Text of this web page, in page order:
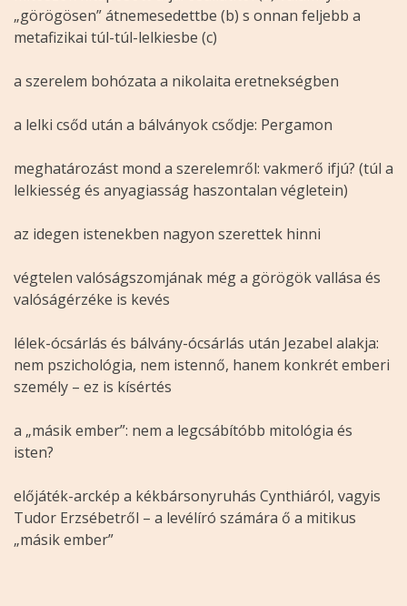
„görögösen” átnemesedettbe (b) s onnan feljebb a
metafizikai túl-túl-lelkiesbe (c)
a szerelem bohózata a nikolaita eretnekségben
a lelki csőd után a bálványok csődje: Pergamon
meghatározást mond a szerelemről: vakmerő ifjú? (túl a
lelkiesség és anyagiasság haszontalan végletein)
az idegen istenekben nagyon szerettek hinni
végtelen valóságszomjának még a görögök vallása és
valóságérzéke is kevés
lélek-ócsárlás és bálvány-ócsárlás után Jezabel alakja:
nem pszichológia, nem istennő, hanem konkrét emberi
személy – ez is kísértés
a „másik ember”: nem a legcsábítóbb mitológia és
isten?
előjáték-arckép a kékbársonyruhás Cynthiáról, vagyis
Tudor Erzsébetről – a levélíró számára ő a mitikus
„másik ember”